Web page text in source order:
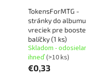
TokensForMTG -
stránky do
vreciek pre
balíčky (1 ks)
Skladom -
ihneď(>10 ks)
€0,33